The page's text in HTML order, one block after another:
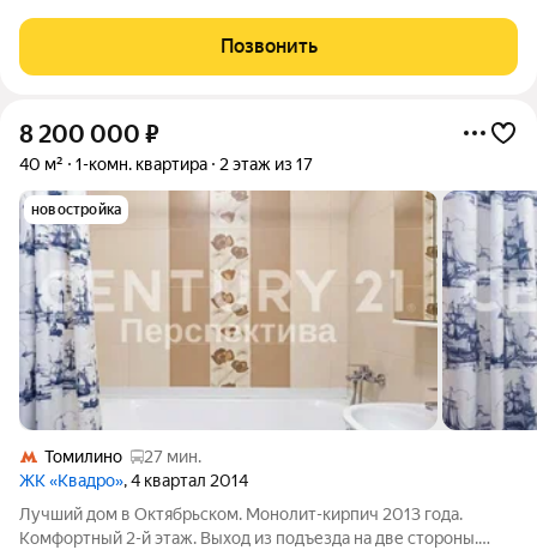
м. Некрасовка. Возможен вариант покупки с использованием
ипотечных средств, есть
Позвонить
8 200 000 ₽
40 м² 1-комн. квартира 2 этаж из 17
новостройка
Томилино
27 мин.
ЖК «Квадро», 4 квартал 2014
Лучший дом в Октябрьском. Монолит-кирпич 2013 года.
Комфортный 2-й этаж. Выход из подъезда на две стороны.